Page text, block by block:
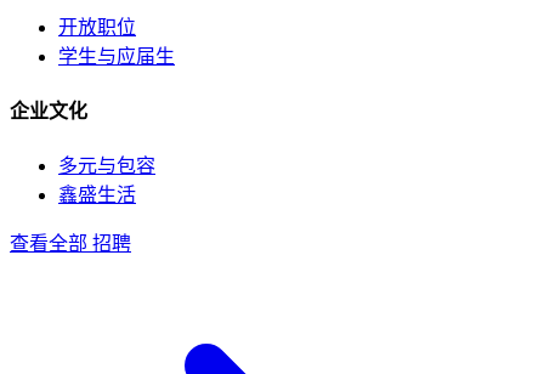
开放职位
学生与应届生
企业文化
多元与包容
鑫盛生活
查看全部 招聘